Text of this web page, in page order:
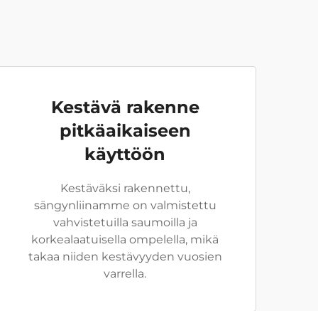
Kestävä rakenne
pitkäaikaiseen
käyttöön
Kestäväksi rakennettu,
sängynliinamme on valmistettu
vahvistetuilla saumoilla ja
korkealaatuisella ompelella, mikä
takaa niiden kestävyyden vuosien
varrella.